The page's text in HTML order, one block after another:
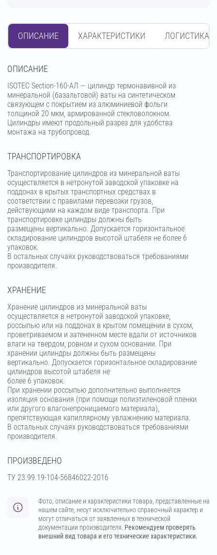
ОПИСАНИЕ ХАРАКТЕРИСТИКИ ЛОГИСТИКА
OПИСАНИЕ
ISOTEC Section-160-АЛ — цилиндр термонавивной из
минеральной (базальтовой) ваты на синтетическом
связующем с покрытием из алюминиевой фольги
толщиной 20 мкм, армированной стекловолокном.
Цилиндры имеют продольный разрез для удобства
монтажа на трубопровод.
ТРАНСПОРТИРОВКА
Транспортирование цилиндров из минеральной ваты
осуществляется в нетронутой заводской упаковке на
поддонах в крытых транспортных средствах в
соответствии с правилами перевозки грузов,
действующими на каждом виде транспорта. При
транспортировке цилиндры должны быть
размещены вертикально. Допускается горизонтальное
складирование цилиндров высотой штабеля не более 6
упаковок.
В остальных случаях руководствоваться требованиями
производителя.
ХРАНЕНИЕ
Хранение цилиндров из минеральной ваты
осуществляется в нетронутой заводской упаковке,
россыпью или на поддонах в крытом помещении в сухом,
проветриваемом и затененном месте вдали от источников
влаги на твердом, ровном и сухом основании. При
хранении цилиндры должны быть размещены
вертикально. Допускается горизонтальное складирование
цилиндров высотой штабеля не
более 6 упаковок.
При хранении россыпью дополнительно выполняется
изоляция основания (при помощи полиэтиленовой пленки
или другого влагонепроницаемого материала),
препятствующая капиллярному увлажнению материала.
В остальных случаях руководствоваться требованиями
производителя.
ПРОИЗВЕДЕНО
ТУ 23.99.19-104-56846022-2016
Фото, описание и характеристики товара, представленные на
нашем сайте, несут исключительно справочный характер и
могут отличаться от заявленных в технической
документации производителя. Рекомендуем проверять
внешний вид товара и его технические характеристики.